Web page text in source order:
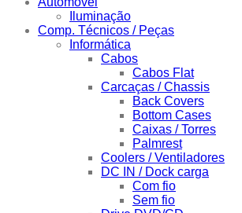
Iluminação
Comp. Técnicos / Peças
Informática
Cabos
Cabos Flat
Carcaças / Chassis
Back Covers
Bottom Cases
Caixas / Torres
Palmrest
Coolers / Ventiladores
DC IN / Dock carga
Com fio
Sem fio